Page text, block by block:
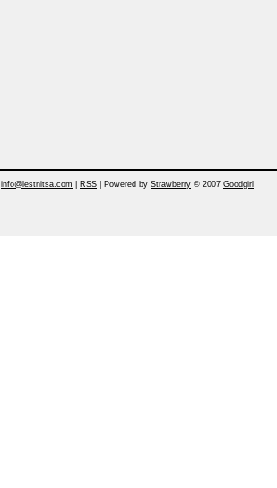
info@lestnitsa.com RSS | Powered by Strawberry © 2007 Goodgirl